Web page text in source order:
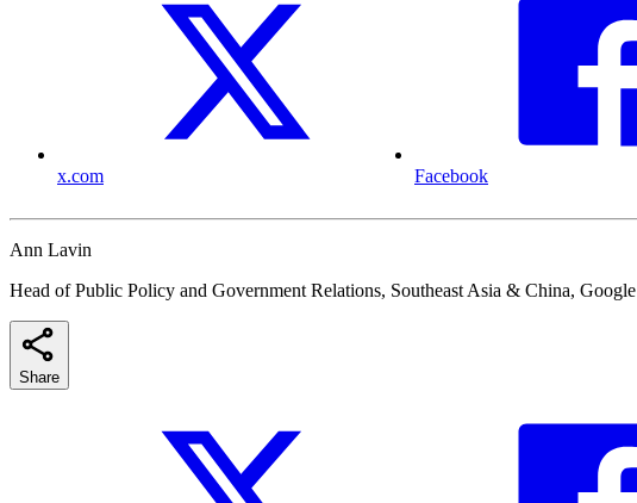
x.com Facebook
Ann Lavin
Head of Public Policy and Government Relations, Southeast Asia & China, Google
Share